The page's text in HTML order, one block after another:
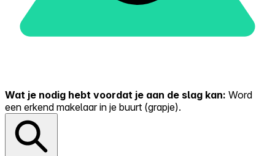
Wat je nodig hebt voordat je aan de slag kan: Word
een erkend makelaar in je buurt (grapje).